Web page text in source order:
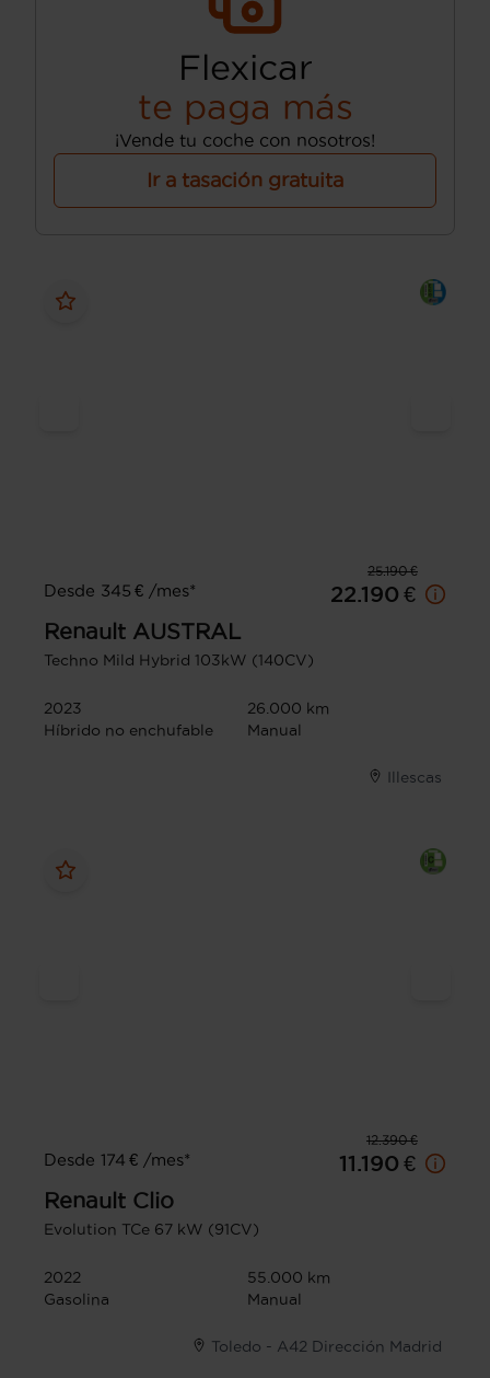
Flexicar
te paga más
¡Vende tu coche con nosotros!
Ir a tasación gratuita
25.190 €
Desde 345 € /mes*
22.190 €
Renault AUSTRAL
Techno Mild Hybrid 103kW (140CV)
2023
26.000 km
Híbrido no enchufable
Manual
Illescas
12.390 €
Desde 174 € /mes*
11.190 €
Renault Clio
Evolution TCe 67 kW (91CV)
2022
55.000 km
Gasolina
Manual
Toledo - A42 Dirección Madrid